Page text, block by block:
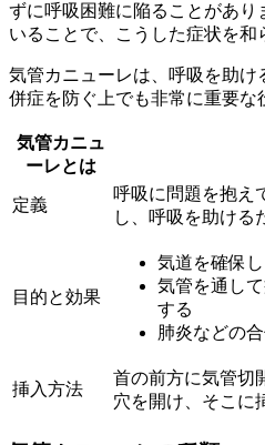
ずに呼吸困難に陥ることがあり
いることで、こうした症状を和
気管カニューレは、呼吸を助け
併症を防ぐ 上でも非常に重要な
気管カニュ
ーレとは
定義
呼吸に問題を抱え
し、呼吸を助ける
目的と効果
気道を確保
気管を通し
する
肺炎などの
挿入方法
首の前方に気管切
穴を開け、そこに